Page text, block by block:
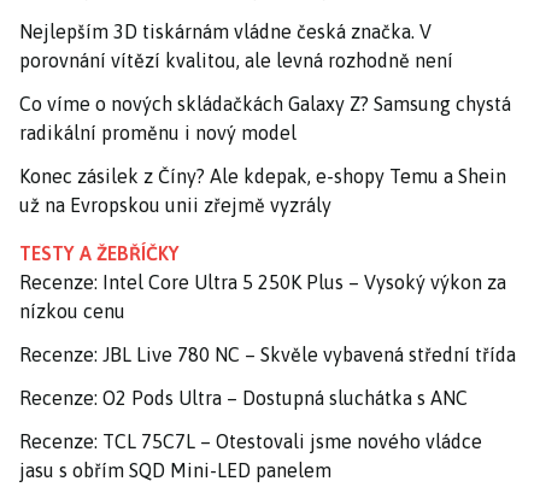
Nejlepším 3D tiskárnám vládne česká značka. V
porovnání vítězí kvalitou, ale levná rozhodně není
Co víme o nových skládačkách Galaxy Z? Samsung chystá
radikální proměnu i nový model
Konec zásilek z Číny? Ale kdepak, e-shopy Temu a Shein
už na Evropskou unii zřejmě vyzrály
TESTY A ŽEBŘÍČKY
Recenze: Intel Core Ultra 5 250K Plus – Vysoký výkon za
nízkou cenu
Recenze: JBL Live 780 NC – Skvěle vybavená střední třída
Recenze: O2 Pods Ultra – Dostupná sluchátka s ANC
Recenze: TCL 75C7L – Otestovali jsme nového vládce
jasu s obřím SQD Mini-LED panelem